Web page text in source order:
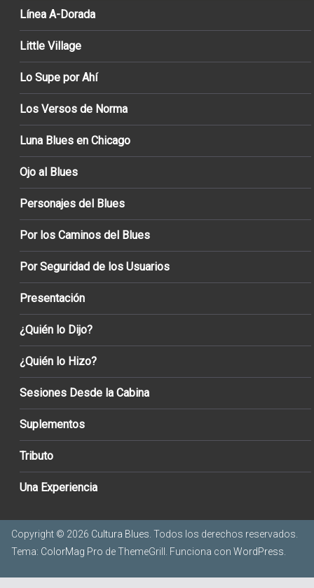
Línea A-Dorada
Little Village
Lo Supe por Ahí
Los Versos de Norma
Luna Blues en Chicago
Ojo al Blues
Personajes del Blues
Por los Caminos del Blues
Por Seguridad de los Usuarios
Presentación
¿Quién lo Dijo?
¿Quién lo Hizo?
Sesiones Desde la Cabina
Suplementos
Tributo
Una Experiencia
Copyright © 2026 Cultura Blues . Todos los derechos reservados.
Tema: ColorMag Pro de ThemeGrill. Funciona con WordPress